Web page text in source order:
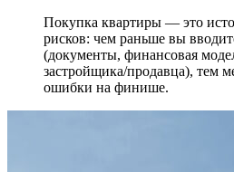
Покупка квартиры — это
рисков: чем раньше вы
(документы, финансовая
застройщика/продавца), тем
ошибки на финише.